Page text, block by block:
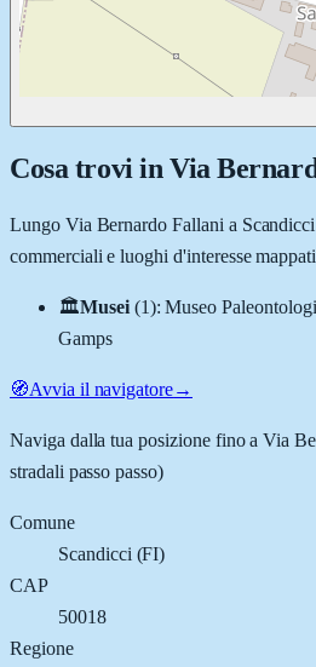
Cosa trovi in Via
Lungo Via Bernardo Fallani a Scandicci
commerciali e luoghi d'interesse
🏛️Musei (1):Museo
Gamps
🧭Avvia il navigatore→
Naviga dalla tua posizione fino aVia
stradali passo passo)
Comune
Scandicci (FI)
CAP
50018
Regione